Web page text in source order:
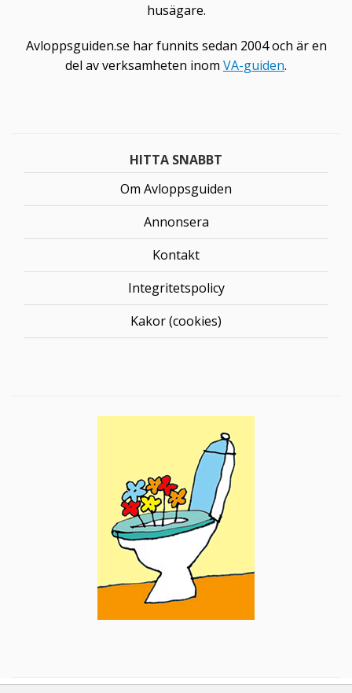
husägare.
Avloppsguiden.se har funnits sedan 2004 och är en
del av verksamheten inom VA-guiden.
HITTA SNABBT
Om Avloppsguiden
Annonsera
Kontakt
Integritetspolicy
Kakor (cookies)